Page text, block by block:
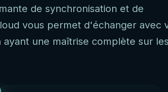
de synchronisation et de
vous permet d'échanger avec
une maîtrise complète sur